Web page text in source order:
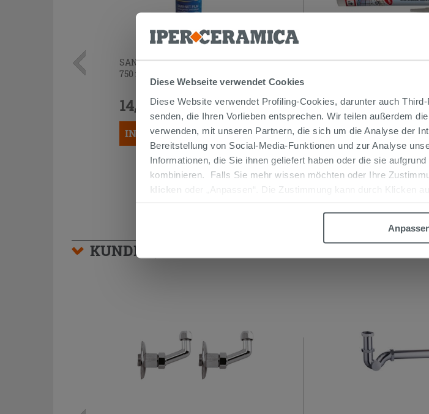
Diese Webseite verwendet Cookies
Diese Website verwendet Profiling-Cookies, darunter auch
senden, die Ihren Vorlieben entsprechen. Wir teilen außerdem
verwenden, mit unseren Partnern, die sich um die Analyse der
Bereitstellung von Social-Media-Funktionen und zur Analyse
Informationen, die Sie ihnen geliefert haben oder die sie
kombinieren. Falls Sie mehr wissen möchten oder Ihre
klicken
oder „Anpassen“. Die Zustimmung kann durch Klicken
SANINET ANTIKALK-SCHUTZFOLIE
750 ml
14,90 € /STK.
IN DEN WARENKORB LEGEN
ANTISCHIMMEL-
9,90 € /STK.
IN DEN
KUNDEN, DIE DIESEN ARTIKEL GEKAUFT